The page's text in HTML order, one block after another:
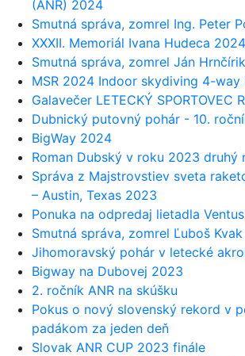
(ANR) 2024
Smutná správa, zomrel Ing. Peter
XXXII. Memoriál Ivana Hudeca
Smutná správa, zomrel Ján Hrnčírik
MSR 2024 Indoor skydiving 4-way
Galavečer LETECKÝ SPORTOVEC
Dubnický putovný pohár - 10.
BigWay 2024
Roman Dubský v roku 2023 druhý
Správa z Majstrovstiev sveta
– Austin, Texas 2023
Ponuka na odpredaj lietadla
Smutná správa, zomrel Ľuboš Kvak
Jihomoravský pohár v letecké
Bigway na Dubovej 2023
2. ročník ANR na skúšku
Pokus o nový slovenský rekord v
padákom za jeden deň
Slovak ANR CUP 2023 finále